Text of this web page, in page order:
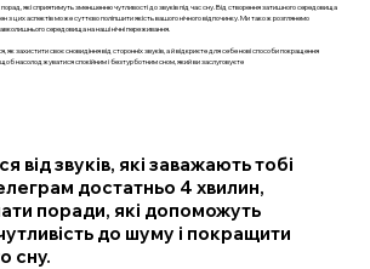
які сприятимуть зменшенню чутливості до звуків під час сну. Від створення затишного середовища
з цих аспектів може суттєво поліпшити якість вашого нічного відпочинку. Ми також розглянемо
середовища на наші нічні переживання.
захистити своє сновидіння від сторонніх звуків, а й відкриєте для себе нові способи покращення
щоб насолоджуватися спокійним і безтурботним сном, який ви заслуговуєте
від звуків, які заважають тобі
достатньо 4 хвилин,
поради, які допоможуть
до шуму і покращити
сну.